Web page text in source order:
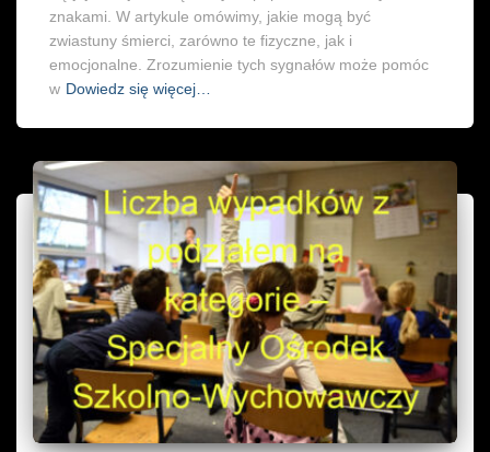
znakami. W artykule omówimy, jakie mogą być
zwiastuny śmierci, zarówno te fizyczne, jak i
emocjonalne. Zrozumienie tych sygnałów może pomóc
w Dowiedz się więcej…